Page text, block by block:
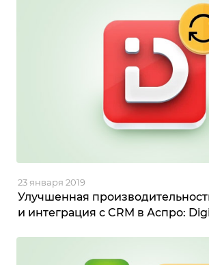
Улучшенная
и интеграция с CRM в Аспро:
23 января 2019